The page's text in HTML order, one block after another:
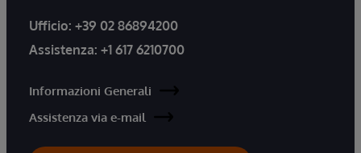
Ufficio: +39 02 86894200
Assistenza: +1 617 6210700
Informazioni Generali
Assistenza via e-mail